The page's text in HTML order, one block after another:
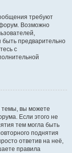
требуют
Возможно
предварительно
с
темы, вы можете
Если этого не
тем могла быть
поднятия
ответив на неё,
правила